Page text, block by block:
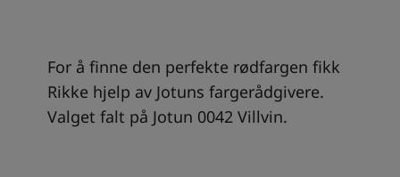
For å finne den perfekte rødfargen fikk
Rikke hjelp av Jotuns fargerådgivere.
Valget falt på Jotun 0042 Villvin.